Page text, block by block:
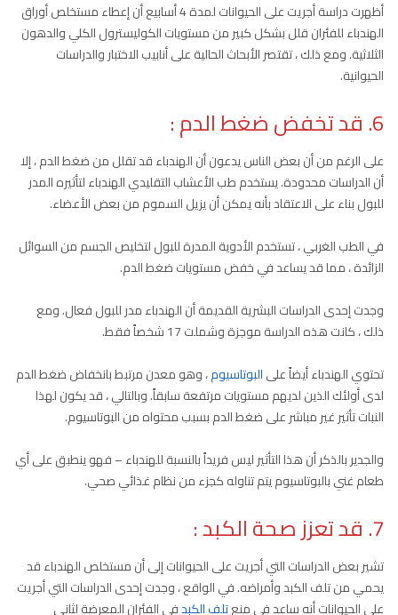
أظهرت دراسة أجريت على الحيوانات لمدة 4 أسابيع أن إعطاء مستخلص أوراق
الهندباء للفئران قلل بشكل كبير من مستويات الكوليسترول الكلي والدهون
الثلاثية. ومع ذلك ، تقتصر الأبحاث الحالية على أنابيب الاختبار والدراسات
الحيوانية.
6. قد تخفض ضغط الدم :
على الرغم من أن بعض الناس يدعون أن الهندباء قد تقلل من ضغط الدم ، إلا
أن الدراسات محدودة. يستخدم طب الأعشاب التقليدي الهندباء لتأثيره المدر
للبول بناء على الاعتقاد بأنه يمكن أن يزيل السموم من بعض الأعضاء.
في الطب الغربي ، تستخدم الأدوية المدرة للبول لتخليص الجسم من السوائل
الزائدة ، مما قد يساعد في خفض مستويات ضغط الدم.
وجدت إحدى الدراسات البشرية القديمة أن الهندباء مدر للبول فعال. ومع
ذلك ، كانت هذه الدراسة موجزة وشملت 17 شخصاً فقط.
تحتوي الهندباء أيضاً علىالبوتاسيوم، وهو معدن مرتبط بانخفاض ضغط الدم
لدى أولئك الذين لديهم مستويات مرتفعة سابقاً. وبالتالي ، قد يكون لهذا
النبات تأثير غير مباشر على ضغط الدم بسبب محتواه من البوتاسيوم.
والجدير بالذكر أن هذا التأثير ليس فريداً بالنسبة للهندباء – فهو ينطبق على أي
طعام غني بالبوتاسيوم يتم تناوله كجزء من نظام غذائي صحي.
7. قد تعزز صحة الكبد :
تشير بعض الدراسات التي أجريت على الحيوانات إلى أن مستخلص الهندباء قد
يحمي من تلف الكبد وأمراضه. في الواقع ، وجدت إحدى الدراسات التي أجريت
على الحيوانات أنه ساعد في منعتلف الكبدفي الفئران المعرضة لثاني